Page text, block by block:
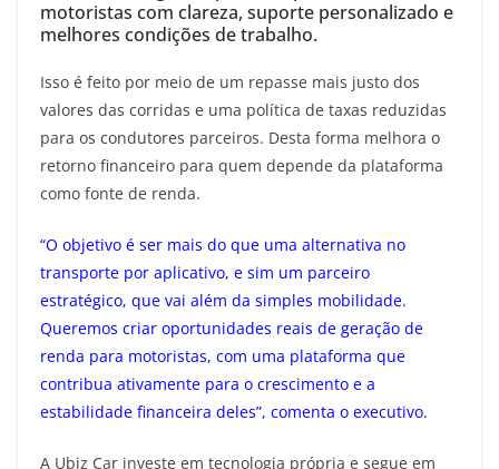
motoristas com clareza, suporte personalizado e
melhores condições de trabalho.
Isso é feito por meio de um repasse mais justo dos
valores das corridas e uma política de taxas reduzidas
para os condutores parceiros. Desta forma melhora o
retorno financeiro para quem depende da plataforma
como fonte de renda.
“O objetivo é ser mais do que uma alternativa no
transporte por aplicativo, e sim um parceiro
estratégico, que vai além da simples mobilidade.
Queremos criar oportunidades reais de geração de
renda para motoristas, com uma plataforma que
contribua ativamente para o crescimento e a
estabilidade financeira deles”, comenta o executivo.
A Ubiz Car investe em tecnologia própria e segue em